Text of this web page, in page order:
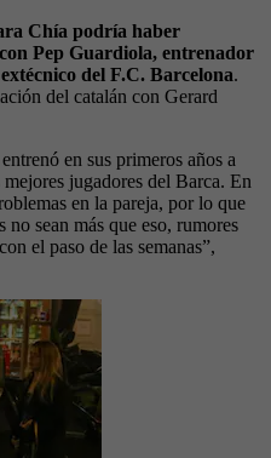
Chía podría haber
Pep Guardiola, entrenador
del F.C. Barcelona.
del catalán con Gerard
en sus primeros años a
jugadores del Barca. En
en la pareja, por lo que
no sean más que eso, rumores
el paso de las semanas”,